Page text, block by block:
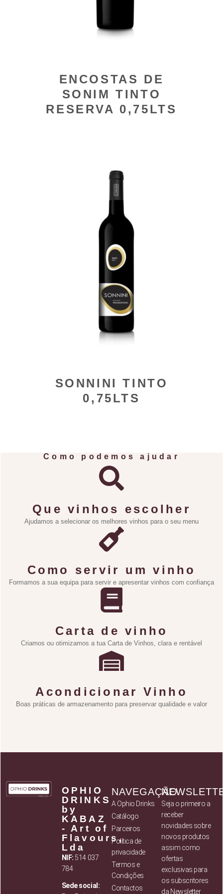
ENCOSTAS DE
SONIM TINTO
RESERVA 0,75LTS
SONNINI TINTO
0,75LTS
Como podemos ajudar
Que vinhos escolher
Ajudamos a selecionar os melhores vinhos para o seu menu
Como servir um vinho
Formamos a sua equipa para servir e apresentar vinhos com confiança
Carta de vinho
Criamos ou otimizamos a tua Carta de Vinhos, clara e rentável
Acondicionar Vinho
Boas práticas de armazenamento para preservar qualidade e valor
OPHIO
DRINKS
by
KABAZ
- Art of
Flavours,
Lda
NIF: 514 037
784
Sede social:
NAVEGAÇÃO
A Ophio Drinks
Catálogo
Parceiros
Política de
privacidade
Termos e
Condições
Contactos
Seja o primeiro a
receber
novidades sobre
novos produtos
assim como
ofertas
exclusivas para
os subscritores
da Newsletter